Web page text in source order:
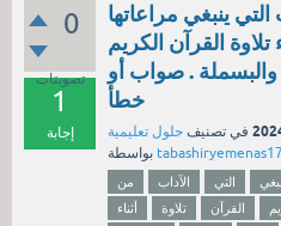
0
تصويتات
1
إجابة
ينبغي مراعاتها
تلاوة القرآن الكريم
والبسملة . صواب أو
خطأ
في تصنيف حلول تعليمية
tabashiryemenas17
من الآداب التي
أثناء
تلاوة القرآن